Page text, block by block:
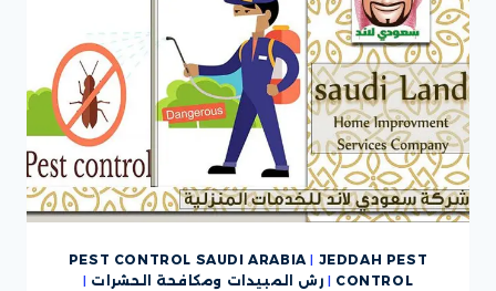
PEST CONTROL SAUDI ARABIA| JEDDAH PEST
CONTROL
| رش المبيدات ومكافحة الحشرات |